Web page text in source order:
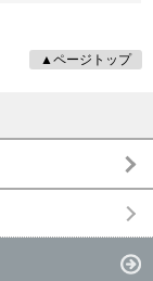
▲ページトップ